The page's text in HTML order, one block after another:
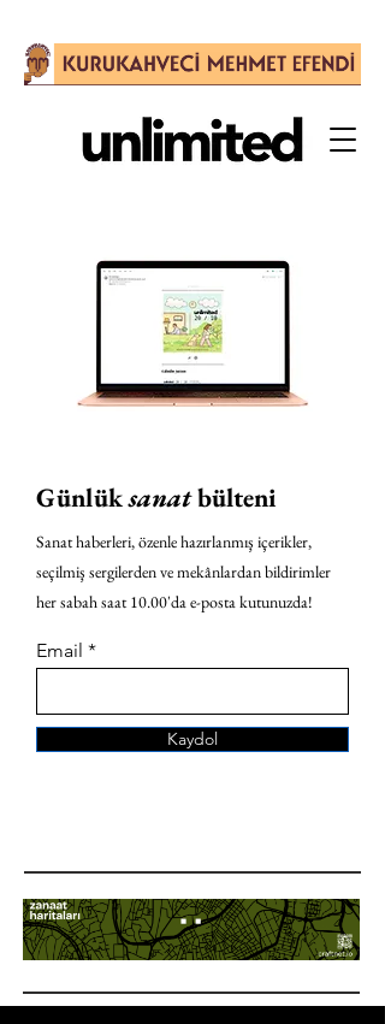
Günlüksanatbülteni
Sanat haberleri, özenle hazırlanmış içerikler,
seçilmiş sergilerden ve mekânlardan bildirimler
her sabah saat 10.00'da e-posta kutunuzda!
Email
Kaydol